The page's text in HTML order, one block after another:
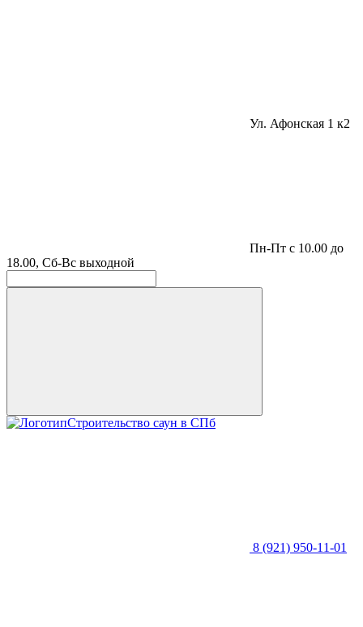
Ул. Афонская 1 к2
Пн-Пт с 10.00 до
18.00, Сб-Вс выходной
Строительство саун в СПб
8 (921) 950-11-01